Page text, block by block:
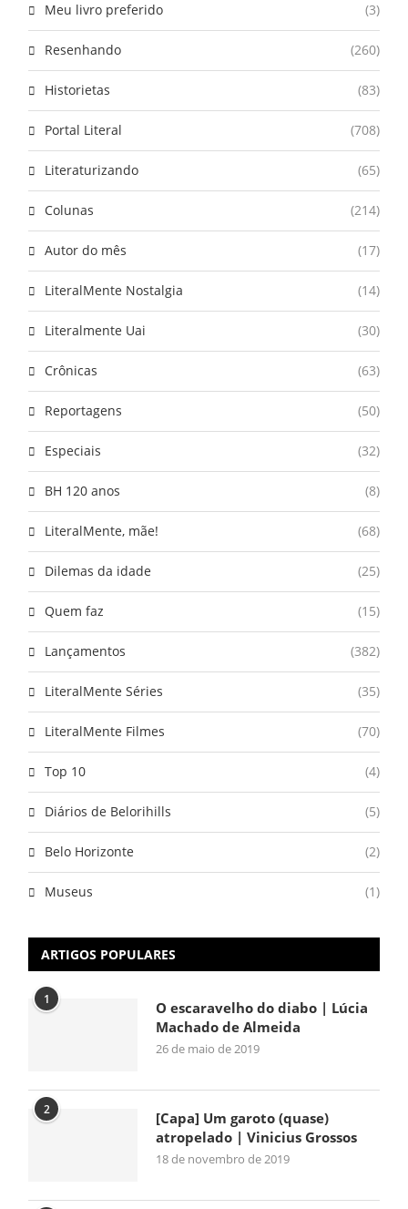
Meu livro preferido (3)
Resenhando (260)
Historietas (83)
Portal Literal (708)
Literaturizando (65)
Colunas (214)
Autor do mês (17)
LiteralMente Nostalgia (14)
Literalmente Uai (30)
Crônicas (63)
Reportagens (50)
Especiais (32)
BH 120 anos (8)
LiteralMente, mãe! (68)
Dilemas da idade (25)
Quem faz (15)
Lançamentos (382)
LiteralMente Séries (35)
LiteralMente Filmes (70)
Top 10 (4)
Diários de Belorihills (5)
Belo Horizonte (2)
Museus (1)
ARTIGOS POPULARES
1
O escaravelho do diabo | Lúcia
Machado de Almeida
26 de maio de 2019
2
[Capa] Um garoto (quase)
atropelado | Vinicius Grossos
18 de novembro de 2019